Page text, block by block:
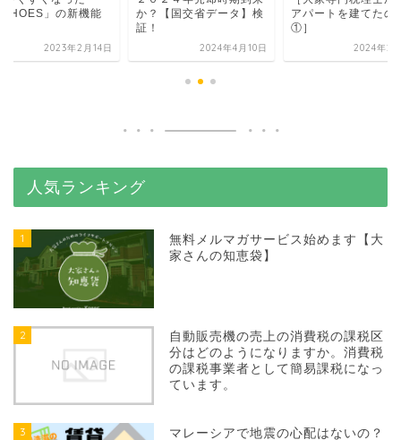
」の新機能
2023年2月14日
か？【国交省データ】検
証！
2024年4月10日
アパートを建てたの
①］
2024年2
人気ランキング
1
無料メルマガサービス始めます【大
家さんの知恵袋】
2
自動販売機の売上の消費税の課税区
分はどのようになりますか。消費税
の課税事業者として簡易課税になっ
ています。
3
マレーシアで地震の心配はないの？